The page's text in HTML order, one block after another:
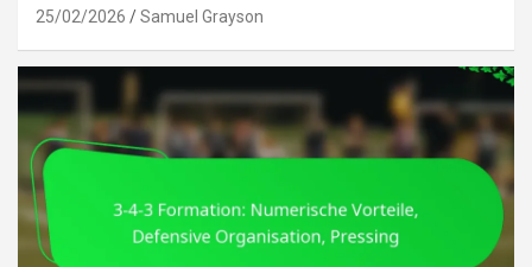
25/02/2026 Samuel Grayson